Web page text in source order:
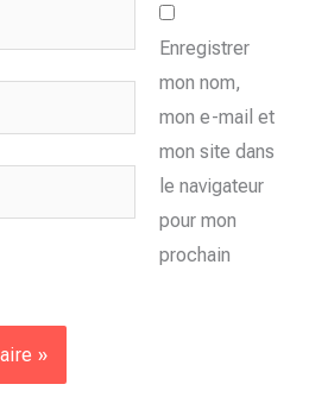
Enregistrer
mon nom,
mon e-mail et
mon site dans
le navigateur
pour mon
prochain